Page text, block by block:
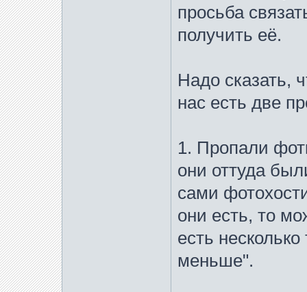
просьба
получить её.
Надо сказать,
нас есть две
1. Пропали
они оттуда
сами
они есть, то
есть
меньше".